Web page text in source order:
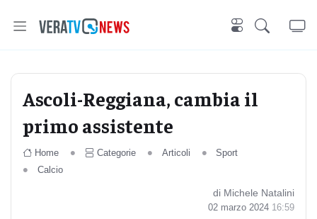
Ascoli-Reggiana, cambia il
primo assistente
Home Categorie Articoli
Sport
Calcio
di Michele Natalini
02 marzo 2024 16:59